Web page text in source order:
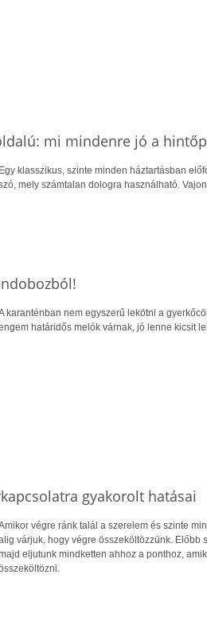
mi mindenre jó a
Egy klasszikus, szinte minden háztartásban
mely számtalan dologra használható.
karanténban nem egyszerű lekötni a
határidős melók várnak, jó lenne kicsit
gyakorolt hatásai
végre ránk talál a szerelem és szinte
várjuk, hogy végre összeköltözzünk. Előbb
eljutunk mindketten ahhoz a ponthoz,